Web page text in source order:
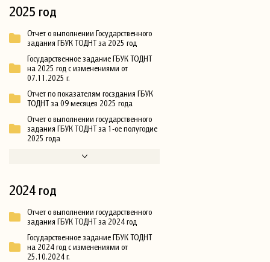
2025 год
Отчет о выполнении Государственного
задания ГБУК ТОДНТ за 2025 год
Государственное задание ГБУК ТОДНТ
на 2025 год с изменениями от
07.11.2025 г.
Отчет по показателям госздания ГБУК
ТОДНТ за 09 месяцев 2025 года
Отчет о выполнении государственного
задания ГБУК ТОДНТ за 1-ое полугодие
2025 года
2024 год
Отчет о выполнении государственного
задания ГБУК ТОДНТ за 2024 год
Государственное задание ГБУК ТОДНТ
на 2024 год с изменениями от
25.10.2024 г.